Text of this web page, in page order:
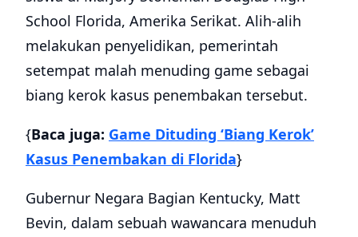
School Florida, Amerika Serikat. Alih-alih
melakukan penyelidikan, pemerintah
setempat malah menuding game sebagai
biang kerok kasus penembakan tersebut.
{Baca juga: Game Dituding ‘Biang Kerok’
Kasus Penembakan di Florida}
Gubernur Negara Bagian Kentucky, Matt
Bevin, dalam sebuah wawancara menuduh